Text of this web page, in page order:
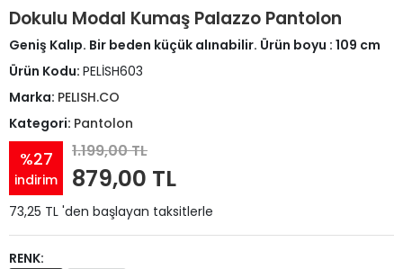
Dokulu Modal Kumaş Palazzo Pantolon
Geniş Kalıp. Bir beden küçük alınabilir. Ürün boyu : 109 cm
Ürün Kodu: PELİSH603
Marka: PELISH.CO
Kategori: Pantolon
%27
indirim
1.199,00 TL
879,00 TL
73,25 TL 'den başlayan taksitlerle
RENK: